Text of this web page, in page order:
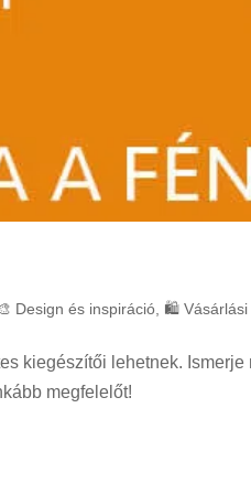
Design és inspiráció 🛍️ Vásárlási
kiegészítői lehetnek.
megfelelőt!